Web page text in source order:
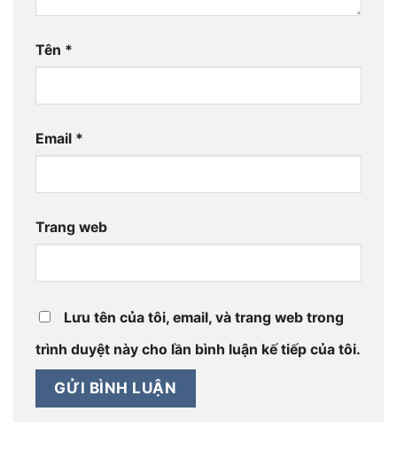
Tên *
Email *
Trang web
Lưu tên của tôi, email, và trang web trong
trình duyệt này cho lần bình luận kế tiếp của tôi.